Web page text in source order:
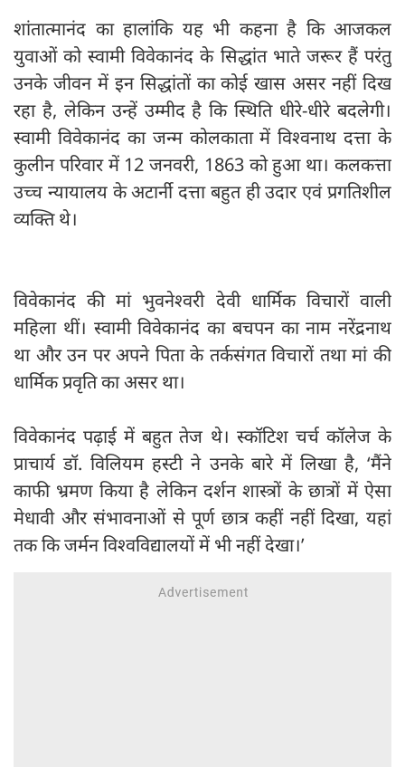
शांतात्मानंद का हालांकि यह भी कहना है कि आजकल
युवाओं को स्वामी विवेकानंद के सिद्धांत भाते जरूर हैं परंतु
उनके जीवन में इन सिद्धांतों का कोई खास असर नहीं दिख
रहा है, लेकिन उन्हें उम्मीद है कि स्थिति धीरे-धीरे बदलेगी।
स्वामी विवेकानंद का जन्म कोलकाता में विश्वनाथ दत्ता के
कुलीन परिवार में 12 जनवरी, 1863 को हुआ था। कलकत्ता
उच्च न्यायालय के अटार्नी दत्ता बहुत ही उदार एवं प्रगतिशील
व्यक्ति थे।
विवेकानंद की मां भुवनेश्वरी देवी धार्मिक विचारों वाली
महिला थीं। स्वामी विवेकानंद का बचपन का नाम नरेंद्रनाथ
था और उन पर अपने पिता के तर्कसंगत विचारों तथा मां की
धार्मिक प्रवृति का असर था।
विवेकानंद पढ़ाई में बहुत तेज थे। स्कॉटिश चर्च कॉलेज के
प्राचार्य डॉ. विलियम हस्टी ने उनके बारे में लिखा है, ‘मैंने
काफी भ्रमण किया है लेकिन दर्शन शास्त्रों के छात्रों में ऐसा
मेधावी और संभावनाओं से पूर्ण छात्र कहीं नहीं दिखा, यहां
तक कि जर्मन विश्वविद्यालयों में भी नहीं देखा।’